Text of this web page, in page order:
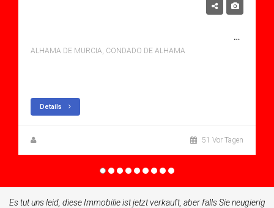
ZU VERKAUFEN APARTMENT IN CONDADO DE ALHAMA, ALHAMA DE MURCIA MIT POOL
ALHAMA DE MURCIA, CONDADO DE ALHAMA
Details
51 Vor Tagen
Es tut uns leid, diese Immobilie ist jetzt verkauft, aber falls Sie neugierig